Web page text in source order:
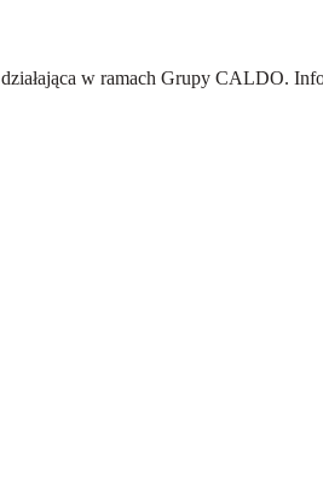
działająca w ramach Grupy CALDO.